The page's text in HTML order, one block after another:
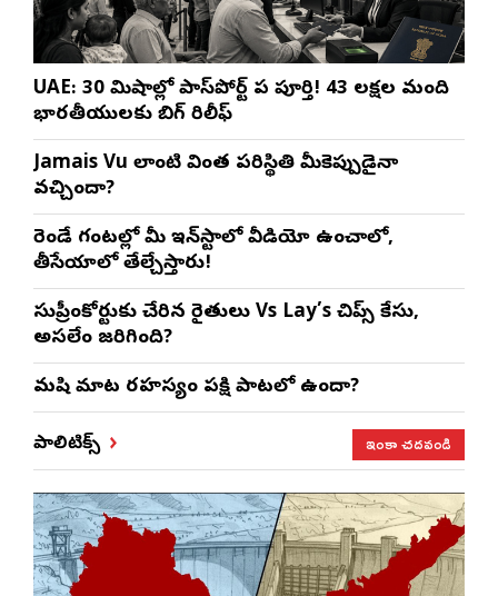
UAE: 30 నిమిషాల్లో పాస్‌పోర్ట్ పని పూర్తి! 43 లక్షల మంది
భారతీయులకు బిగ్ రిలీఫ్
Jamais Vu లాంటి వింత పరిస్థితి మీకెప్పుడైనా
వచ్చిందా?
రెండే గంటల్లో మీ ఇన్‌స్టాలో వీడియో ఉంచాలో,
తీసేయాలో తేల్చేస్తారు!
సుప్రీంకోర్టుకు చేరిన రైతులు Vs Lay’s చిప్స్‌ కేసు,
అసలేం జరిగింది?
మనిషి మాట రహస్యం పక్షి పాటలో ఉందా?
పాలిటిక్స్ ఇంకా చదవండి